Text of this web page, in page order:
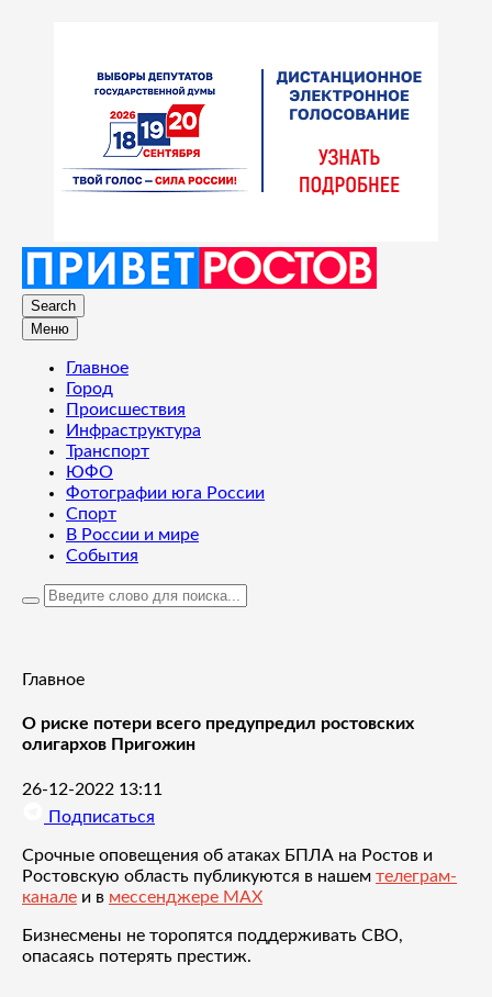
Search
Меню
Главное
Город
Происшествия
Инфраструктура
Транспорт
ЮФО
Фотографии юга России
Спорт
В России и мире
События
Главное
О риске потери всего предупредил ростовских
олигархов Пригожин
26-12-2022 13:11
Подписаться
Срочные оповещения об атаках БПЛА на Ростов и
Ростовскую область публикуются в нашем телеграм-
канале и в мессенджере MAX
Бизнесмены не торопятся поддерживать СВО,
опасаясь потерять престиж.